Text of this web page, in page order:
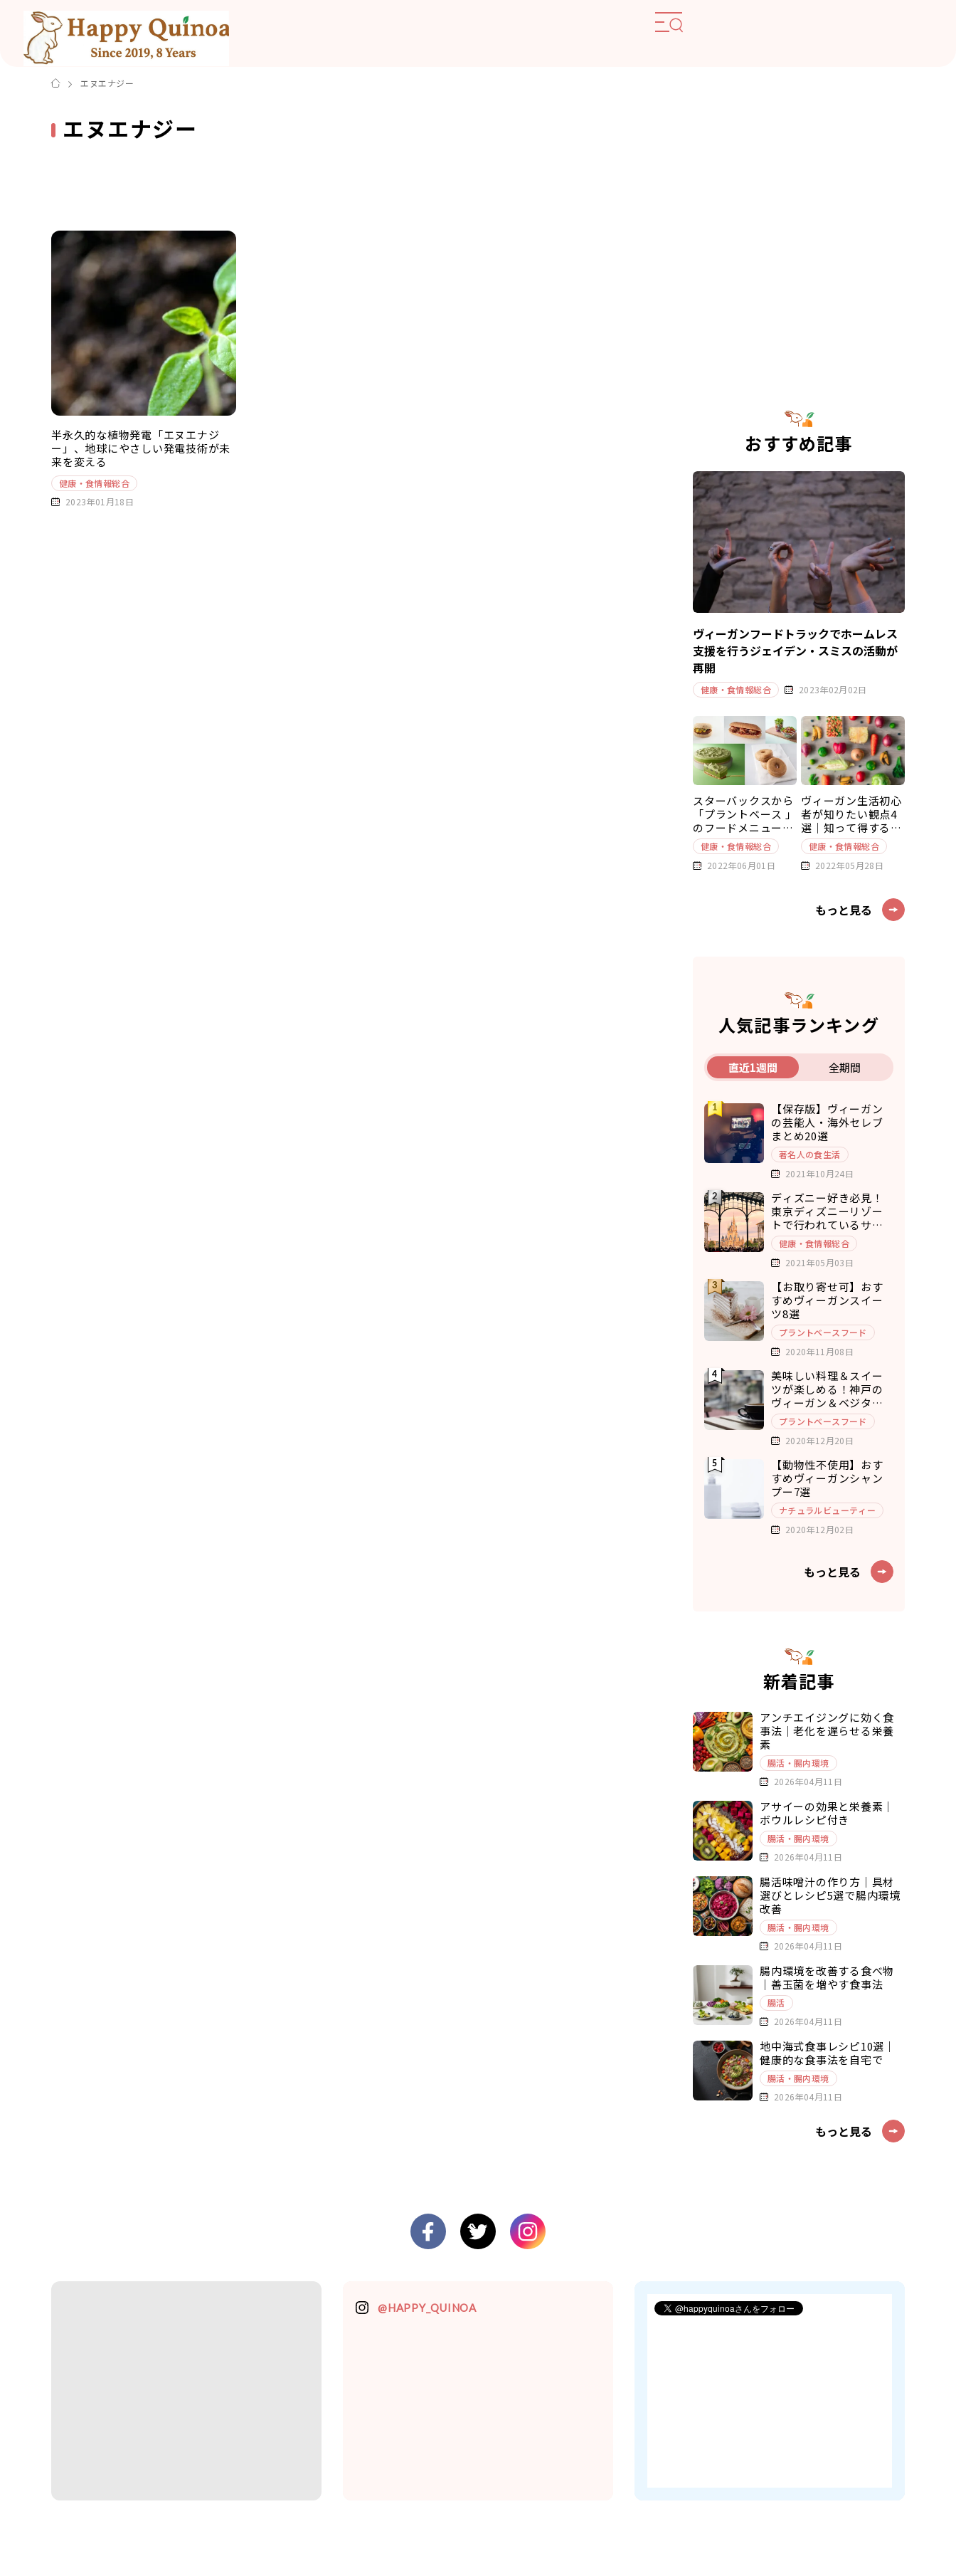
エヌエナジー
エヌエナジー
半永久的な植物発電「エヌエナジ
ー」、地球にやさしい発電技術が未
来を変える
健康・食情報総合
2023年01月18日
おすすめ記事
ヴィーガンフードトラックでホームレス
支援を行うジェイデン・スミスの活動が
再開
健康・食情報総合 2023年02月02日
スターバックスから
「プラントベース 」
のフードメニューが
新発売
健康・食情報総合
2022年06月01日
ヴィーガン生活初心
者が知りたい観点4
選｜知って得する豆
知識～基本編～
健康・食情報総合
2022年05月28日
もっと見る
人気記事ランキング
直近1週間 全期間
【保存版】ヴィーガン
の芸能人・海外セレブ
まとめ20選
著名人の食生活
2021年10月24日
ディズニー好き必見！
東京ディズニーリゾー
トで行われているサス
テナブルな取り組み5選
健康・食情報総合
2021年05月03日
【お取り寄せ可】おす
すめヴィーガンスイー
ツ8選
プラントベースフード
2020年11月08日
美味しい料理＆スイー
ツが楽しめる！神戸の
ヴィーガン＆ベジタリ
アンカフェ7選
プラントベースフード
2020年12月20日
【動物性不使用】おす
すめヴィーガンシャン
プー7選
ナチュラルビューティー
2020年12月02日
もっと見る
新着記事
アンチエイジングに効く食
事法｜老化を遅らせる栄養
素
腸活・腸内環境
2026年04月11日
アサイーの効果と栄養素｜
ボウルレシピ付き
腸活・腸内環境
2026年04月11日
腸活味噌汁の作り方｜具材
選びとレシピ5選で腸内環境
改善
腸活・腸内環境
2026年04月11日
腸内環境を改善する食べ物
｜善玉菌を増やす食事法
腸活
2026年04月11日
地中海式食事レシピ10選｜
健康的な食事法を自宅で
腸活・腸内環境
2026年04月11日
もっと見る
@HAPPY_QUINOA